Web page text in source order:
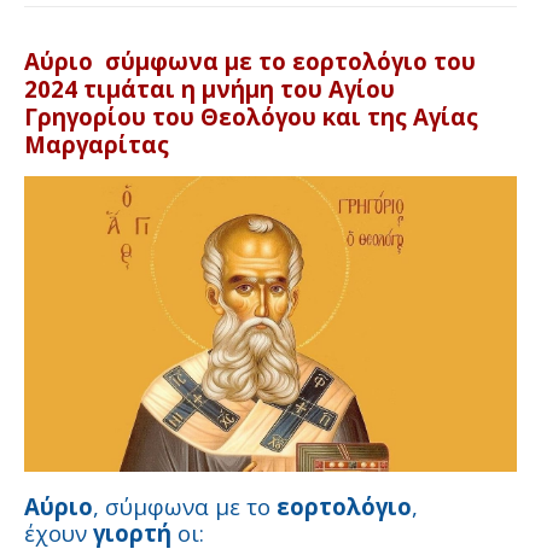
Αύριο σύμφωνα με το εορτολόγιο του
2024 τιμάται η μνήμη του Αγίου
Γρηγορίου του Θεολόγου και της Αγίας
Μαργαρίτας
Αύριο, σύμφωνα με το εορτολόγιο,
έχουν γιορτή οι: